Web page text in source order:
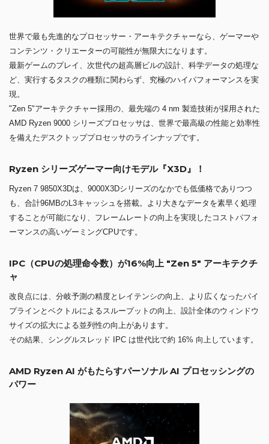
世界で最も先進的なプロセッサー・アーキテクチャーなら、ゲーマーや
コンテンツ・クリエーターの可能性が無限大になります。
最新ゲームのプレイ、次世代の超高層ビルの設計、科学データの処理な
ど、実行するタスクの種類に関わらず、究極のハイパフォーマンスを実
現。
"Zen 5"アーキテクチャー採用の、最先端の 4 nm 製造技術が採用された
AMD Ryzen 9000 シリーズプロセッサは、世界で最高級の性能と効率性
を備えたデスクトッププロセッサのラインナップです。
Ryzen シリーズゲーマー向けモデル『X3D』！
Ryzen 7 9850X3Dは、9000X3Dシリーズのなかでも低価格でありつつ
も、合計96MBのL3キャッシュを搭載。より大きなデータを素早く処理
することが可能になり、フレームレートの向上を実現したコストパフォ
ーマンスの高いゲーミングCPUです。
IPC（CPUの処理命令数）が16%向上 "Zen 5" アーキテクチ
ャ
改良点には、分岐予測の精度とレイテンシの向上、より広くなったパイ
プラインとベクトルによるスループットの向上、設計全体のウィンドウ
サイズの拡大による並列性の向上があります。
その結果、シングルスレッド IPC は世代比で約 16% 向上しています。
AMD Ryzen AI がもたらすパーソナル AI プロセッシングの
パワー